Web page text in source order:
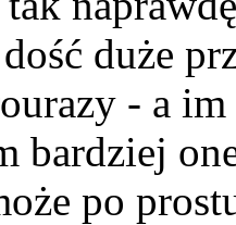
duże
- a
bardziej
po